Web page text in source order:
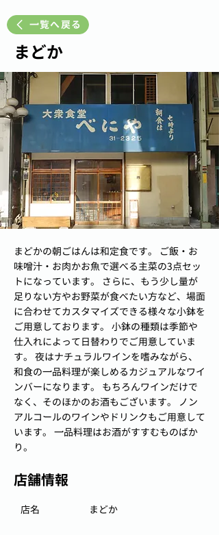
一覧へ戻る
まどか
まどかの朝ごはんは和定食です。 ご飯・お
味噌汁・お肉かお魚で選べる主菜の3点セッ
トになっています。 さらに、もう少し量が
足りない方やお野菜が食べたい方など、場面
に合わせてカスタマイズできる様々な小鉢を
ご用意しております。 小鉢の種類は季節や
仕入れによって日替わりでご用意していま
す。 夜はナチュラルワインを嗜みながら、
和食の一品料理が楽しめるカジュアルなワイ
ンバーになります。 もちろんワインだけで
なく、そのほかのお酒もございます。 ノン
アルコールのワインやドリンクもご用意して
います。 一品料理はお酒がすすむものばか
り。
店舗情報
まどか
店名